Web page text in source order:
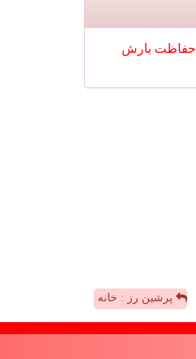
حفاظت بارش
پرشین رز : خانه